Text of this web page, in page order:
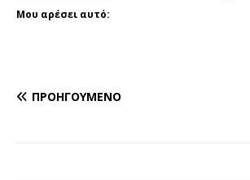
Μου αρέσει αυτό:
ΠΡΟΗΓΟΎΜΕΝΟ